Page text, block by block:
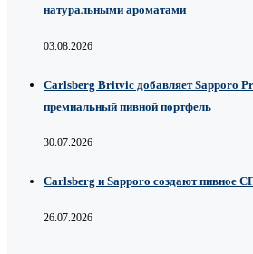
натуральными ароматами
03.08.2026
Carlsberg Britvic добавляет Sapporo
премиальный пивной портфель
30.07.2026
Carlsberg и Sapporo создают пивное
26.07.2026